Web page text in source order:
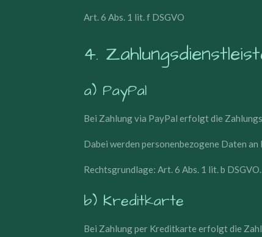
Art. 6 Abs. 1 lit. f DSGVO
4.
a) PayPal
Bei Zahlung via PayPal erfolgt die
Dabei werden personenbezogene Daten
Rechtsgrundlage: Art. 6 Abs. 1 lit. b DSGVO.
b) Kreditkarte
Bei Zahlung per Kreditkarte erfolgt die